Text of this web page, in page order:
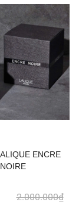
ENCRE
NOIRE
2.000.000₫